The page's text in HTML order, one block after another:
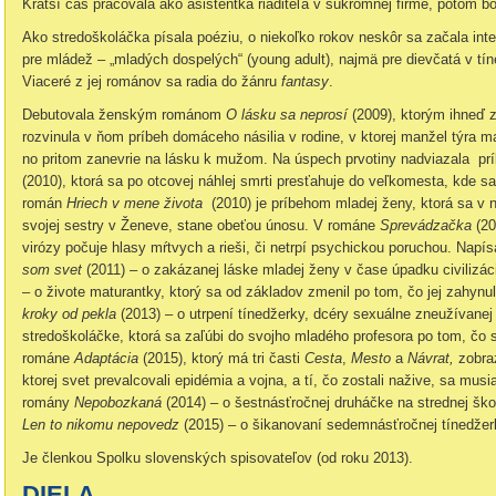
Kratší čas pracovala ako asistentka riaditeľa v súkromnej firme, potom
Ako stredoškoláčka písala poéziu, o niekoľko rokov neskôr sa začala
pre mládež – „mladých dospelých“ (young adult), najmä pre dievčatá v
Viaceré z jej románov sa radia do žánru fantasy.
Debutovala ženským románom O lásku sa neprosí(2009), ktorým ihneď
rozvinula v ňom príbeh domáceho násilia v rodine, v ktorej manžel týra
no pritom zanevrie na lásku k mužom. Na úspech prvotiny nadviazala
(2010), ktorá sa po otcovej náhlej smrti presťahuje do veľkomesta, kde
román Hriech v mene života (2010) je príbehom mladej ženy, ktorá sa v
svojej sestry v Ženeve, stane obeťou únosu. V románe Sprevádzačka
virózy počuje hlasy mŕtvych a rieši, či netrpí psychickou poruchou.
som svet (2011) – o zakázanej láske mladej ženy v čase úpadku
– o živote maturantky, ktorý sa od základov zmenil po tom, čo jej
kroky od pekla (2013) – o utrpení tínedžerky, dcéry sexuálne
stredoškoláčke, ktorá sa zaľúbi do svojho mladého profesora po tom, čo
románeAdaptácia (2015), ktorý má tri časti Cesta, Mesto a Návrat,
ktorej svet prevalcovali epidémia a vojna, a tí, čo zostali nažive, sa
romány Nepobozkaná (2014) – o šestnásťročnej druháčke na strednej
Len to nikomu nepovedz (2015) – o šikanovaní sedemnásťročnej
Je členkou Spolku slovenských spisovateľov (od roku 2013).